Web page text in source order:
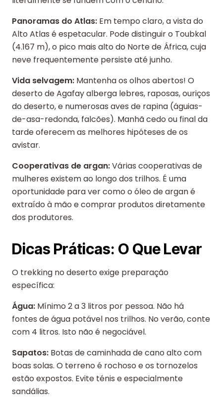
Panoramas do Atlas: Em tempo claro, a vista do
Alto Atlas é espetacular. Pode distinguir o Toubkal
(4.167 m), o pico mais alto do Norte de África, cuja
neve frequentemente persiste até junho.
Vida selvagem: Mantenha os olhos abertos! O
deserto de Agafay alberga lebres, raposas, ouriços
do deserto, e numerosas aves de rapina (águias-
de-asa-redonda, falcões). Manhã cedo ou final da
tarde oferecem as melhores hipóteses de os
avistar.
Cooperativas de argan:Várias cooperativas de
mulheres existem ao longo dos trilhos. É uma
oportunidade para ver como o óleo de argan é
extraído à mão e comprar produtos diretamente
dos produtores.
Dicas Práticas: O Que Levar
O trekking no deserto exige preparação
específica:
Água: Mínimo 2 a 3 litros por pessoa. Não há
fontes de água potável nos trilhos. No verão, conte
com 4 litros. Isto não é negociável.
Sapatos: Botas de caminhada de cano alto com
boas solas. O terreno é rochoso e os tornozelos
estão expostos. Evite ténis e especialmente
sandálias.